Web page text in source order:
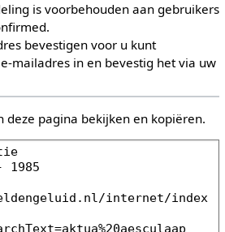
is voorbehouden aan gebruikers
bevestigen voor u kunt
mailadres in en bevestig het via uw
deze pagina bekijken en kopiëren.